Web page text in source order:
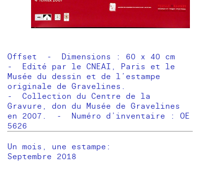
Offset - Dimensions : 60 x 40 cm
- Edité par le CNEAI, Paris et le
Musée du dessin et de l’estampe
originale de Gravelines.
- Collection du Centre de la
Gravure, don du Musée de Gravelines
en 2007. - Numéro d’inventaire : OE
5626
Un mois, une estampe:
Septembre 2018